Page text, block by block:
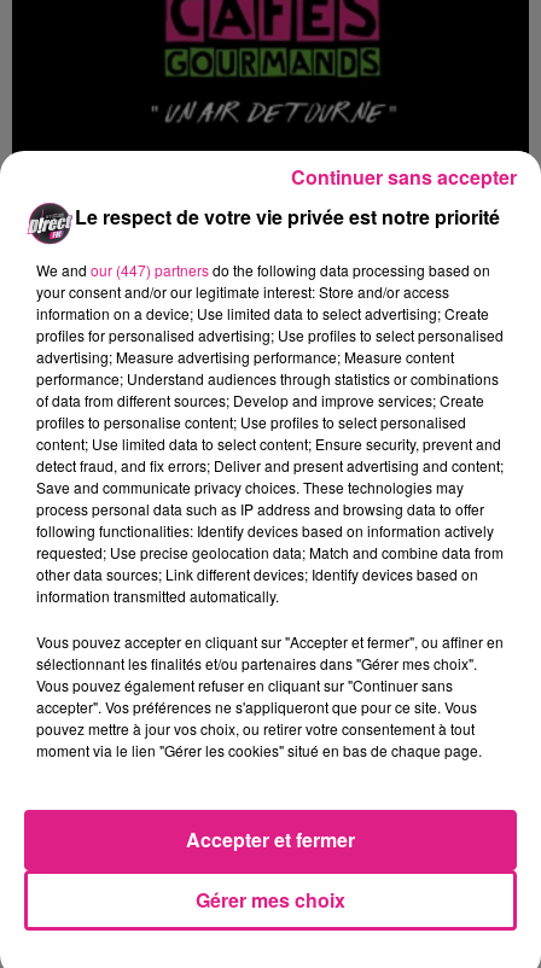
Le groupe a explosé tous les compteurs de vente et
d’écoute sur le net et avait donné un concert aux
auditeurs de D!RECT FM au PRIVE le 5 décembre
dernier. Un vrai succès !
Cette fois-ci ils seront en concert à la PASSERELLE de
Florange... D!RECT FM vous offre vos places cette
semaine.
Pour vous inscrire, rendez-vous
surjeu@radiodirect.net. Mot de passe "Cafés" avec
vos coordonnées.
Bonne chance à tous.
FIL ACTUS
7 août 2026
Lorraine : une journée pas comme les autres au Parc animalier de...
6 août 2026
Metz : une distribution de lunette gratuite pour voir l’éclipse
5 août 2026
4 août 2026
Officiel : Gauthier Hein quitte le FC Metz pour l'OGC Nice
4 août 2026
Officiel : le lac de Madine reporte son feu d’artifice
4 août 2026
Le respect de votre vie privée est notre priorité
We and our (447) partnersdo the following data processing based on
your consent and/or our legitimate interest: Store and/or access
information on a device; Use limited data to select advertising; Create
profiles for personalised advertising; Use profiles to select personalised
advertising; Measure advertising performance; Measure content
performance; Understand audiences through statistics or combinations
of data from different sources; Develop and improve services; Create
profiles to personalise content; Use profiles to select personalised
content; Use limited data to select content; Ensure security, prevent and
detect fraud, and fix errors; Deliver and present advertising and content;
Save and communicate privacy choices. These technologies may
process personal data such as IP address and browsing data to offer
following functionalities: Identify devices based on information actively
requested; Use precise geolocation data; Match and combine data from
other data sources; Link different devices; Identify devices based on
information transmitted automatically.
Vous pouvez accepter en cliquant sur "Accepter et fermer", ou affiner en
sélectionnant les finalités et/ou partenaires dans "Gérer mes choix".
Vous pouvez également refuser en cliquant sur "Continuer sans
accepter". Vos préférences ne s'appliqueront que pour ce site. Vous
pouvez mettre à jour vos choix, ou retirer votre consentement à tout
moment via le lien "Gérer les cookies" situé en bas de chaque page.
Gérer mes choix
Accepter et fermer
Continuer sans accepter